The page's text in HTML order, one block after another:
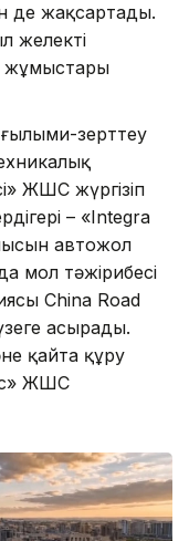
де жақсартады.
желекті
жұмыстары
зерттеу
ЖШС жүргізіп
– «Integra
автожол
мол тәжірибесі
China Road
асырады.
қайта құру
ЖШС